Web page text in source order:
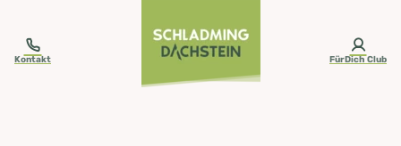
Kontakt FürDich Club